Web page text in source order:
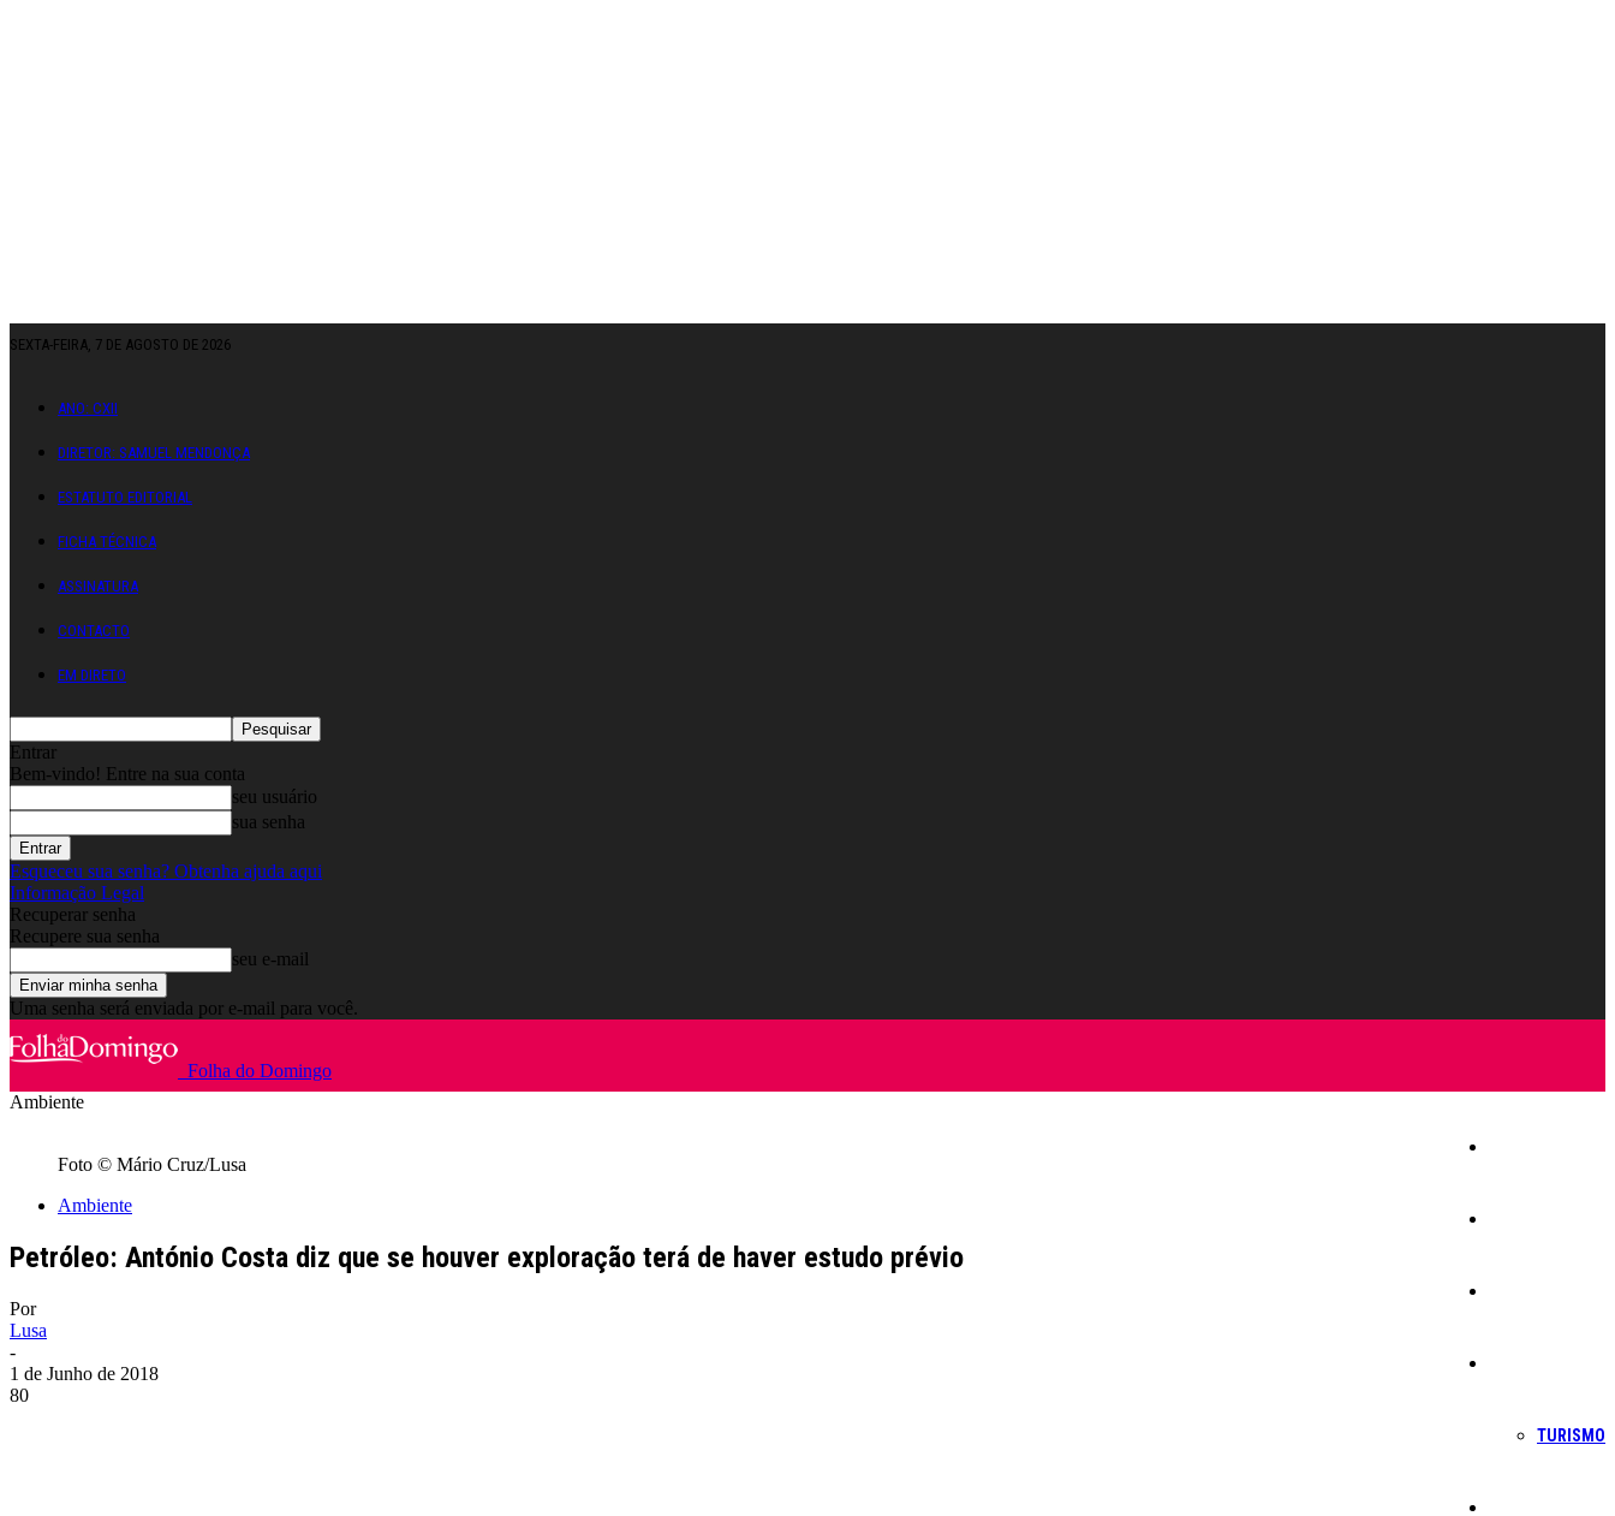
SEXTA-FEIRA, 7 DE AGOSTO DE 2026
ANO: CXII
DIRETOR: SAMUEL MENDONÇA
ESTATUTO EDITORIAL
FICHA TÉCNICA
ASSINATURA
CONTACTO
EM DIRETO
Entrar
Bem-vindo! Entre na sua conta
seu usuário
sua senha
Esqueceu sua senha? Obtenha ajuda aqui
Informação Legal
Recuperar senha
Recupere sua senha
seu e-mail
Uma senha será enviada por e-mail para você.
Folha do Domingo
TURISMO
Ambiente
Foto © Mário Cruz/Lusa
Ambiente
Petróleo: António Costa diz que se houver exploração terá de haver estudo prévio
Por
Lusa
-
1 de Junho de 2018
80